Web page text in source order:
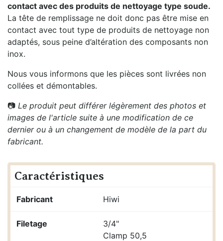
contact avec des produits de nettoyage type soude.
La tête de remplissage ne doit donc pas être mise en
contact avec tout type de produits de nettoyage non
adaptés, sous peine d’altération des composants non
inox.
Nous vous informons que les pièces sont livrées non
collées et démontables.
📷 Le produit peut différer légèrement des photos et
images de l'article suite à une modification de ce
dernier ou à un changement de modèle de la part du
fabricant.
Caractéristiques
Fabricant Hiwi
Filetage
3/4"
Clamp 50,5